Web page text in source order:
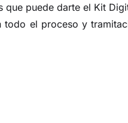
puede darte el Kit
todo el proceso y